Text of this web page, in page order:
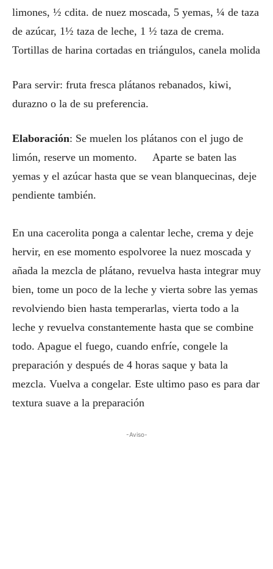
limones, ½ cdita. de nuez moscada, 5 yemas, ¼ de taza
de azúcar, 1½ taza de leche, 1 ½ taza de crema.
Tortillas de harina cortadas en triángulos, canela molida
Para servir: fruta fresca plátanos rebanados, kiwi,
durazno o la de su preferencia.
Elaboración: Se muelen los plátanos con el jugo de
limón, reserve un momento. Aparte se baten las
yemas y el azúcar hasta que se vean blanquecinas, deje
pendiente también.
En una cacerolita ponga a calentar leche, crema y deje
hervir, en ese momento espolvoree la nuez moscada y
añada la mezcla de plátano, revuelva hasta integrar muy
bien, tome un poco de la leche y vierta sobre las yemas
revolviendo bien hasta temperarlas, vierta todo a la
leche y revuelva constantemente hasta que se combine
todo. Apague el fuego, cuando enfríe, congele la
preparación y después de 4 horas saque y bata la
mezcla. Vuelva a congelar. Este ultimo paso es para dar
textura suave a la preparación
-Aviso-